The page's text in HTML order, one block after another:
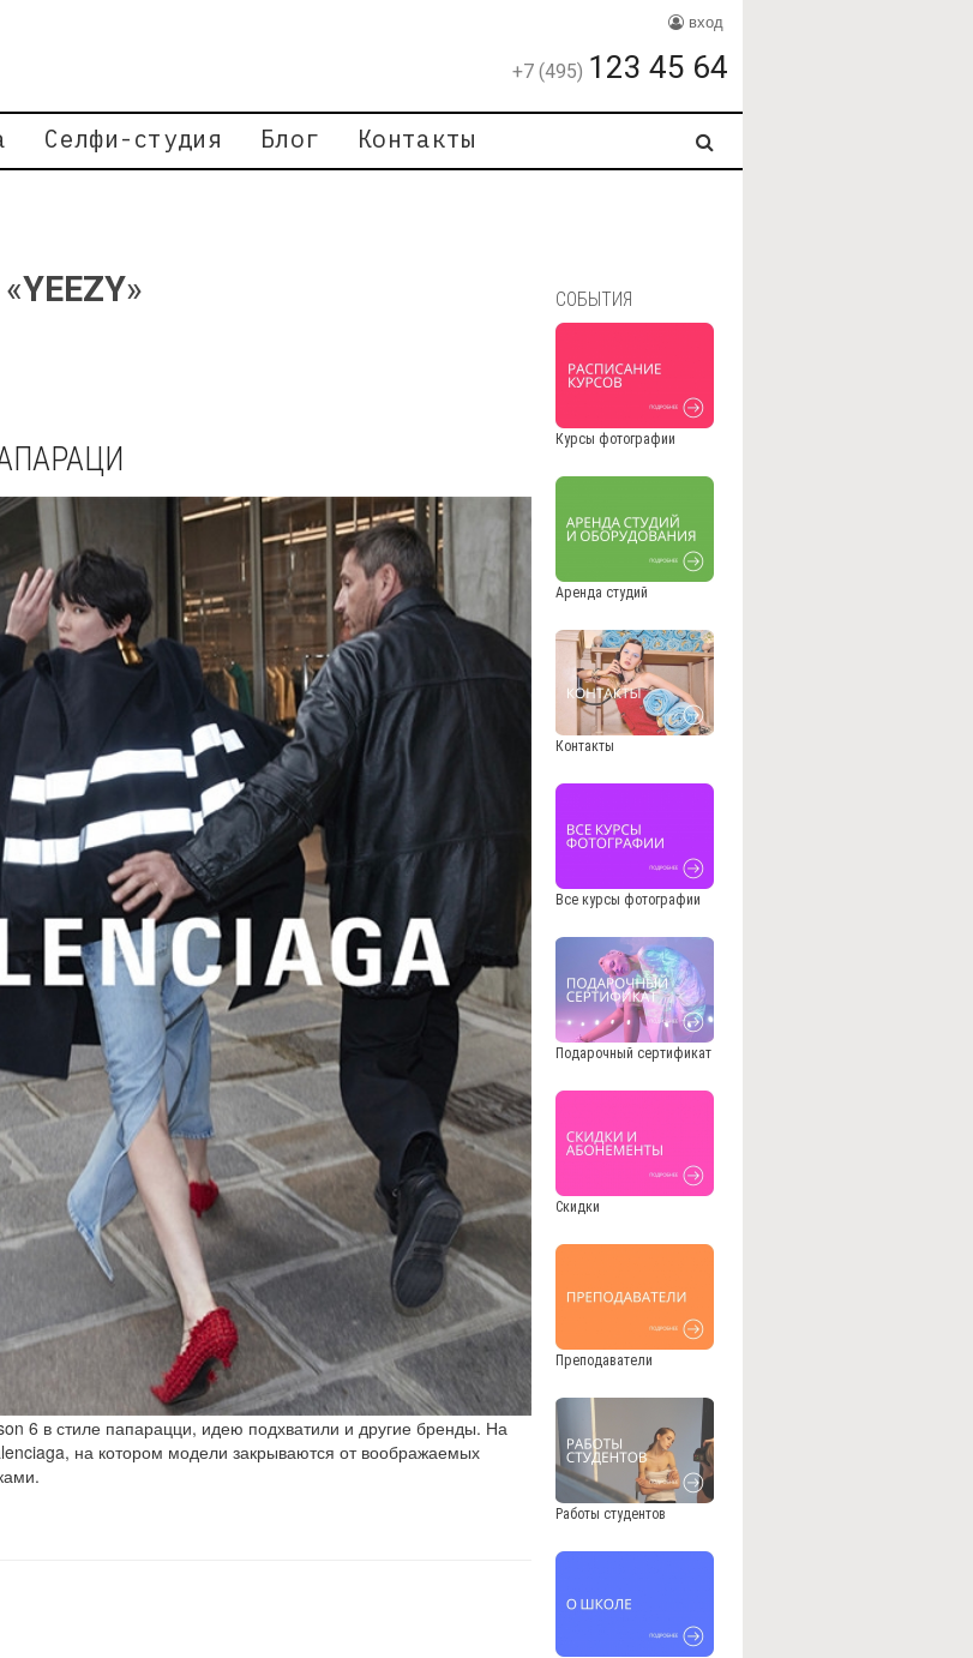
вход
+7 (495) 123 45 64
Селфи-студия Блог Контакты
YEEZY»
6 в стиле папарацци, идею подхватили и другие бренды. На
на котором модели закрываются от воображаемых
СОБЫТИЯ
Курсы фотографии
Аренда студий
Контакты
Все курсы фотографии
Подарочный сертификат
Скидки
Преподаватели
Работы студентов